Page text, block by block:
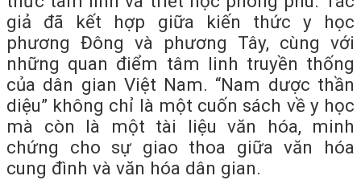
giả đã kết hợp giữa kiến thức y học
phương Đông và phương Tây, cùng với
những quan điểm tâm linh truyền thống
của dân gian Việt Nam. “Nam dược thần
diệu” không chỉ là một cuốn sách về y học
mà còn là một tài liệu văn hóa, minh
chứng cho sự giao thoa giữa văn hóa
cung đình và văn hóa dân gian.